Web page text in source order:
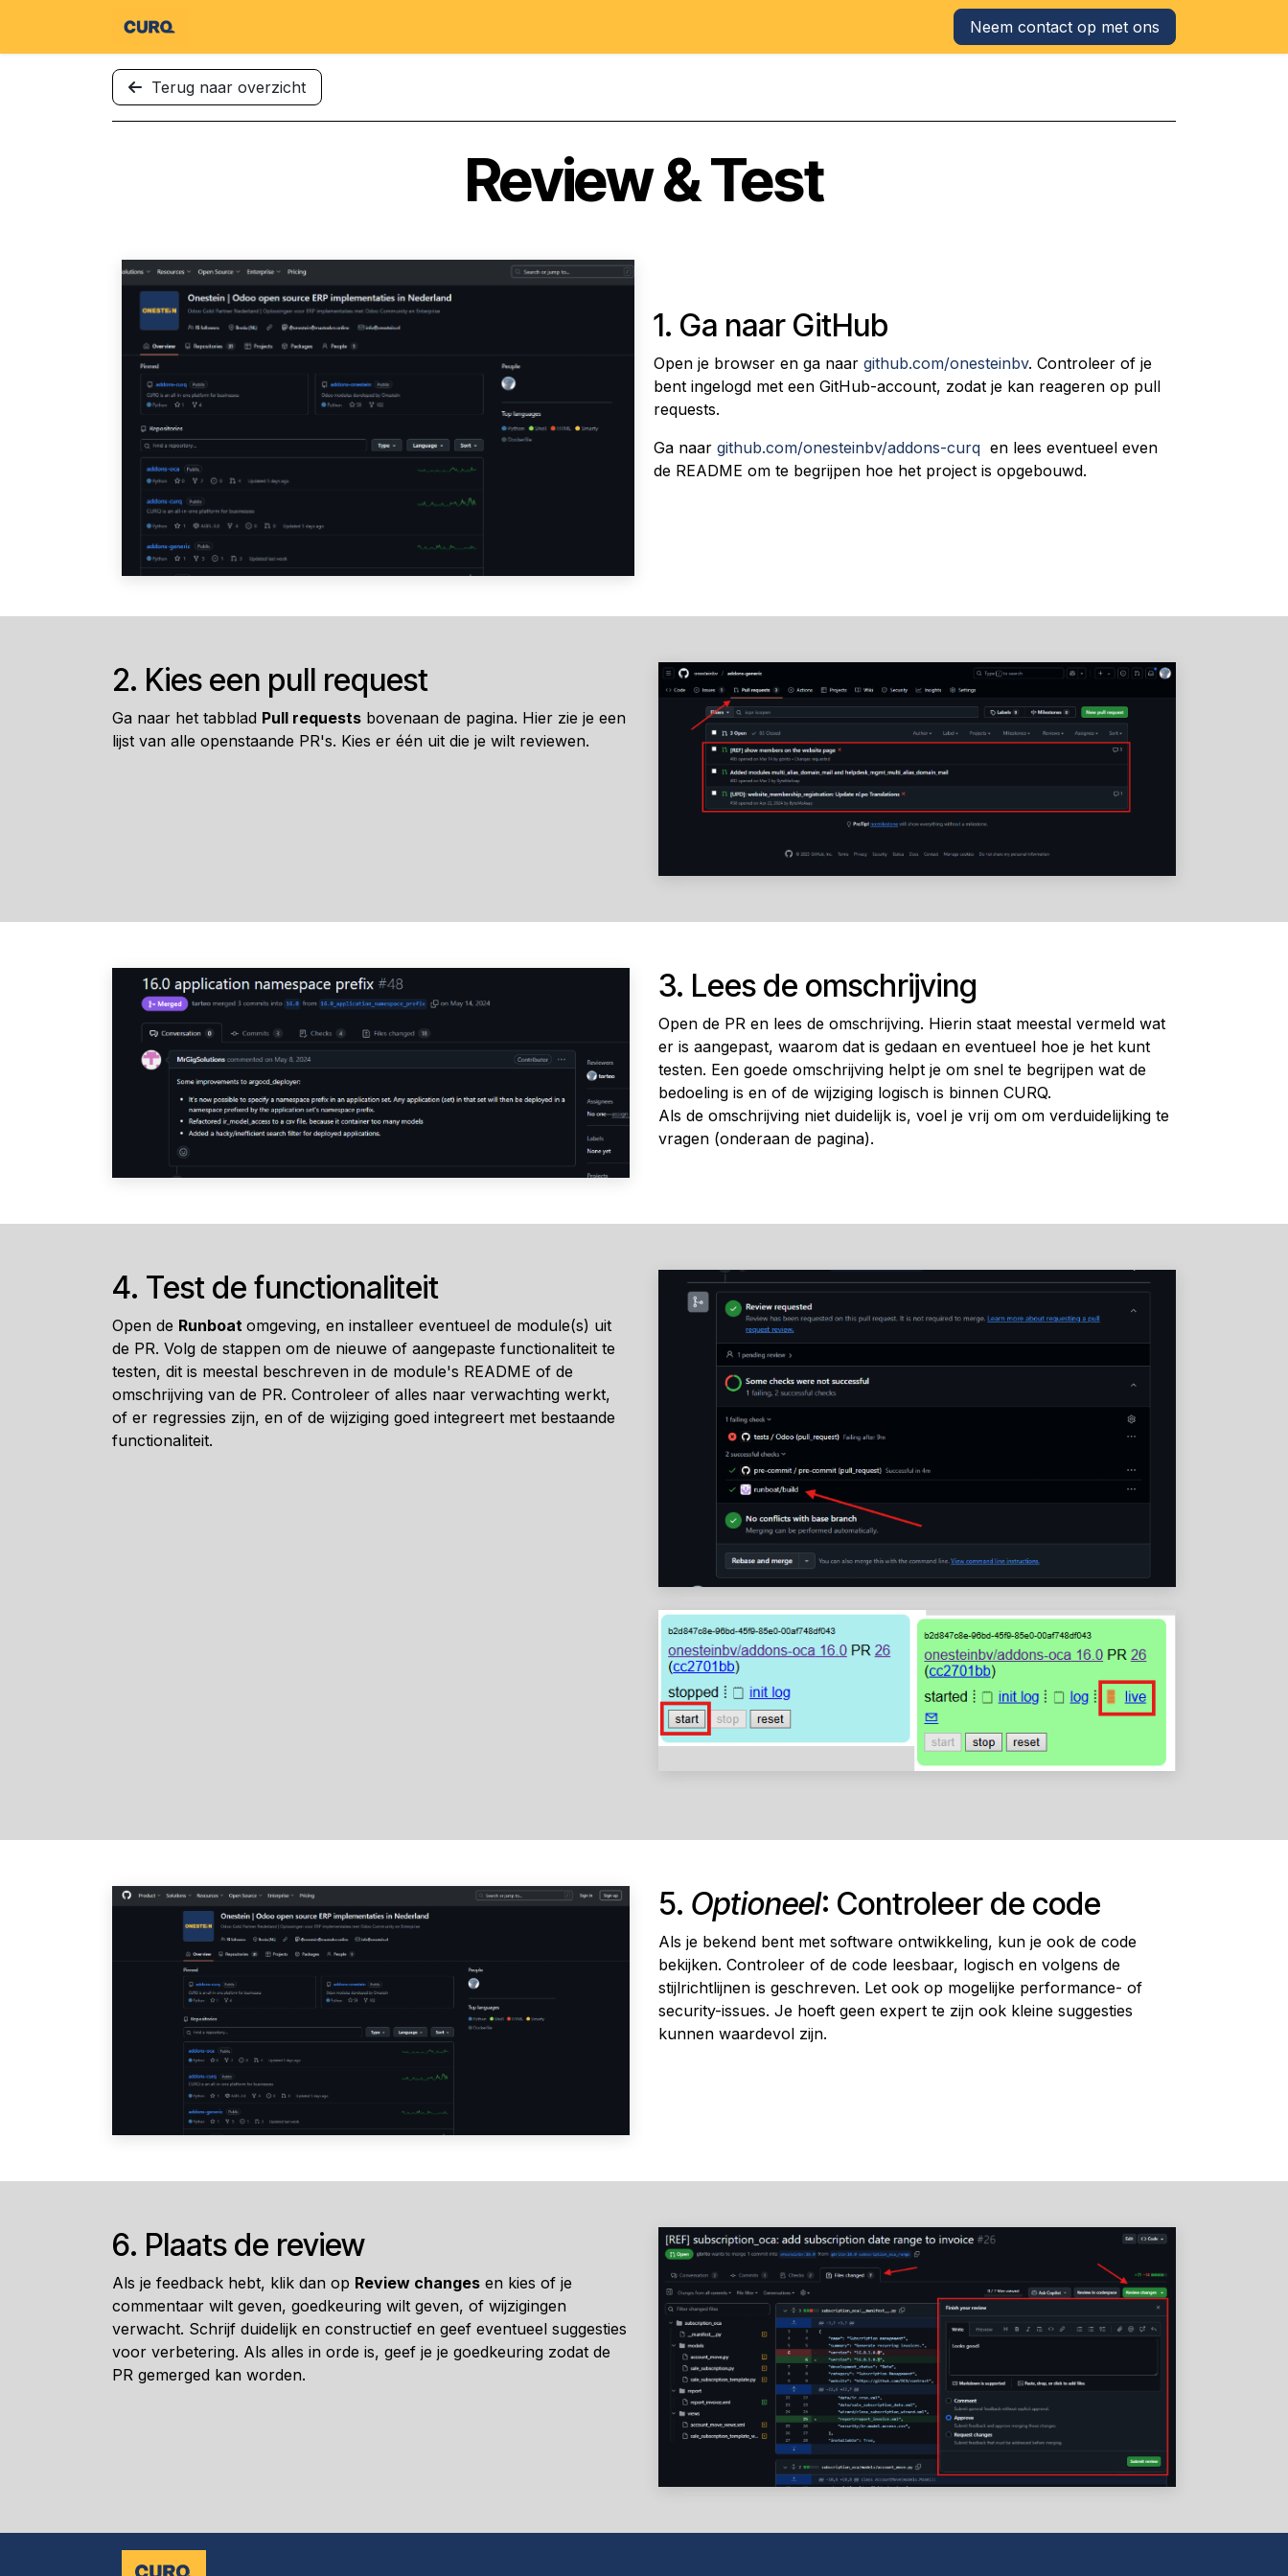
Neem contact op met ons
Terug naar overzicht
Review & Test
1. Ga naar GitHub
Open je browser en ga naar github.com/on​esteinbv. Controleer of je
bent ingelogd met een GitHub-account, zodat je kan reageren op pull
requests.
Ga naar github.com/onesteinbv/addons-curq en lees eventueel even
de README om te begrijpen hoe het project is opgebouwd.
2. Kies een pull request
Ga naar het tabblad Pull requests bovenaan de pagina. Hier zie je een
lijst van alle openstaande PR's. Kies er één uit die je wilt reviewen.
3. Lees de omschrijving
Open de PR en lees de omschrijving. Hierin staat meestal vermeld wat
er is aangepast, waarom dat is gedaan en eventueel hoe je het kunt
testen. Een goede omschrijving helpt je om snel te begrijpen wat de
bedoeling is en of de wijziging logisch is binnen CURQ.
Als de omschrijving niet duidelijk is, voel je vrij om om verduidelijking te
vragen (onderaan de pagina).
4. Test de functionaliteit
Open de Runboat omgeving, en installeer eventueel de module(s) uit
de PR. Volg de stappen om de nieuwe of aangepaste functionaliteit te
testen, dit is meestal beschreven in de module's README of de
omschrijving van de PR. Controleer of alles naar verwachting werkt,
of er regressies zijn, en of de wijziging goed integreert met bestaande
functionaliteit.
5. Optioneel: Controleer de code
Als je bekend bent met software ontwikkeling, kun je ook de code
bekijken. Controleer of de code leesbaar, logisch en volgens de
stijlrichtlijnen is geschreven. Let ook op mogelijke performance- of
security-issues. Je hoeft geen expert te zijn ook kleine suggesties
kunnen waardevol zijn.
6. Plaats de review
Als je feedback hebt, klik dan op Review changes en kies of je
commentaar wilt geven, goedkeuring wilt geven, of wijzigingen
verwacht. Schrijf duidelijk en constructief en geef eventueel suggesties
voor verbetering. Als alles in orde is, geef je je goedkeuring zodat de
PR gemerged kan worden.